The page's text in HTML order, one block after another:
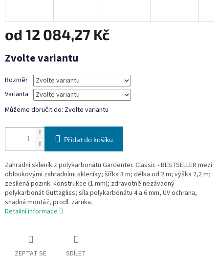
od 12 084,27 Kč
cena:
Zvolte variantu
Rozměr
Varianta
Můžeme doručit do: Zvolte variantu
Přidat do košíku
Zahradní skleník z polykarbonátu Gardentec Classic - BESTSELLER mezi
obloukovými zahradními skleníky; šířka 3 m; délka od 2 m; výška 2,2 m;
zesílená pozink. konstrukce (1 mm); zdravotně nezávadný
polykarbonát Guttagliss; síla polykarbonátu 4 a 6 mm, UV ochrana,
snadná montáž, prodl. záruka.
Detailní informace
ZEPTAT SE SDÍLET